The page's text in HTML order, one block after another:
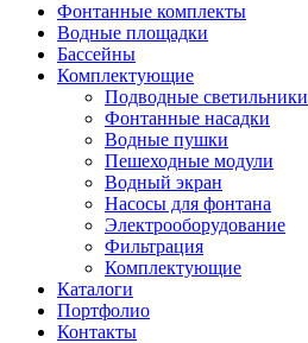
Фонтанные комплекты
Водные площадки
Бассейны
Комплектующие
Подводные светильники
Фонтанные насадки
Водные пушки
Пешеходные модули
Водный экран
Насосы для фонтана
Электрооборудование
Фильтрация
Комплектующие
Каталоги
Портфолио
Контакты